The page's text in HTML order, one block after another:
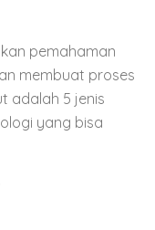
pemahaman
membuat proses
adalah 5 jenis
yang bisa